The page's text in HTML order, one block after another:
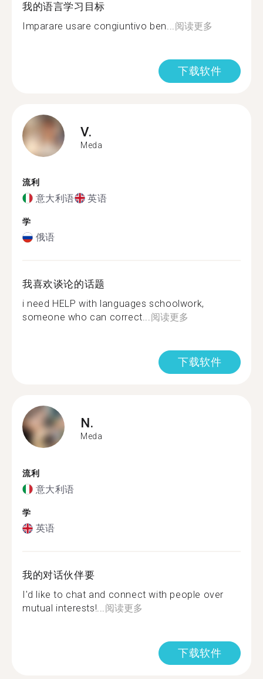
我的语言学习目标
Imparare usare congiuntivo ben...阅读更多
下载软件
V.
Meda
流利
意大利语 英语
学
俄语
我喜欢谈论的话题
i need HELP with languages schoolwork,
someone who can correct...阅读更多
下载软件
N.
Meda
流利
意大利语
学
英语
我的对话伙伴要
I'd like to chat and connect with people over
mutual interests!...阅读更多
下载软件